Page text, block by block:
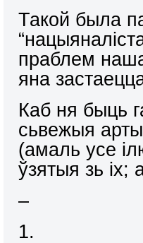
Такой была
праблем
яна
Каб ня быць
сьвежыя
(амаль усе
ўзятыя зь іх;
–
1.